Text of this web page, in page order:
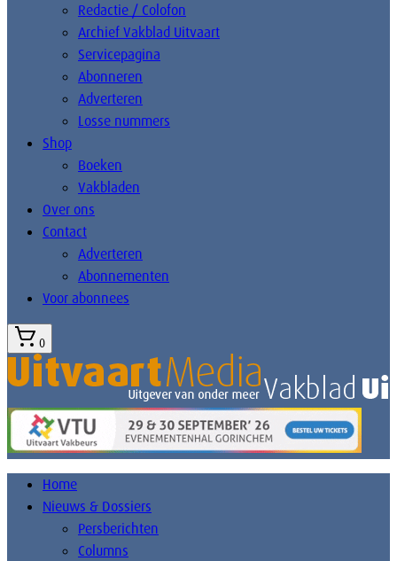
Redactie / Colofon
Archief Vakblad Uitvaart
Servicepagina
Abonneren
Adverteren
Losse nummers
Shop
Boeken
Vakbladen
Over ons
Contact
Adverteren
Abonnementen
Voor abonnees
0
Home
Nieuws & Dossiers
Persberichten
Columns